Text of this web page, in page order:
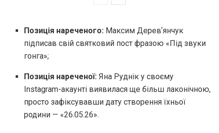
Позиція нареченого: Максим Деревʼянчук
підписав свій святковий пост фразою «Під звуки
гонга»;
Позиція нареченої: Яна Руднік у своєму
Instagram-акаунті виявилася ще більш лаконічною,
просто зафіксувавши дату створення їхньої
родини — «26.05.26».